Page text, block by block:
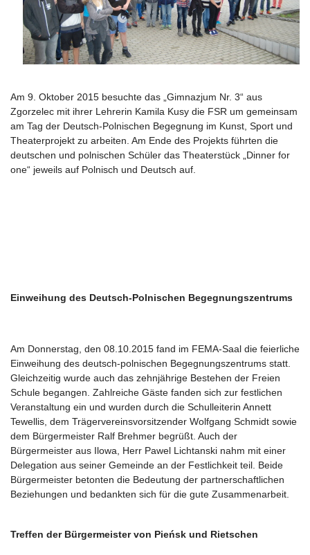
Am 9. Oktober 2015 besuchte das „Gimnazjum Nr. 3“ aus
Zgorzelec mit ihrer Lehrerin Kamila Kusy die FSR um gemeinsam
am Tag der Deutsch-Polnischen Begegnung im Kunst, Sport und
Theaterprojekt zu arbeiten. Am Ende des Projekts führten die
deutschen und polnischen Schüler das Theaterstück „Dinner for
one“ jeweils auf Polnisch und Deutsch auf.
Einweihung des Deutsch-Polnischen Begegnungszentrums
Am Donnerstag, den 08.10.2015 fand im FEMA-Saal die feierliche
Einweihung des deutsch-polnischen Begegnungszentrums statt.
Gleichzeitig wurde auch das zehnjährige Bestehen der Freien
Schule begangen. Zahlreiche Gäste fanden sich zur festlichen
Veranstaltung ein und wurden durch die Schulleiterin Annett
Tewellis, dem Trägervereinsvorsitzender Wolfgang Schmidt sowie
dem Bürgermeister Ralf Brehmer begrüßt. Auch der
Bürgermeister aus Ilowa, Herr Pawel Lichtanski nahm mit einer
Delegation aus seiner Gemeinde an der Festlichkeit teil. Beide
Bürgermeister betonten die Bedeutung der partnerschaftlichen
Beziehungen und bedankten sich für die gute Zusammenarbeit.
Treffen der Bürgermeister von Pieńsk und Rietschen